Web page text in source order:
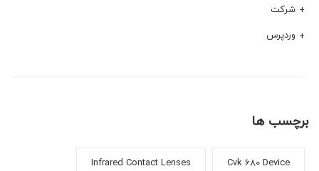
شرکت
وردپرس
برچسب ها
Cvk 680 Device
Infrared Contact Lenses